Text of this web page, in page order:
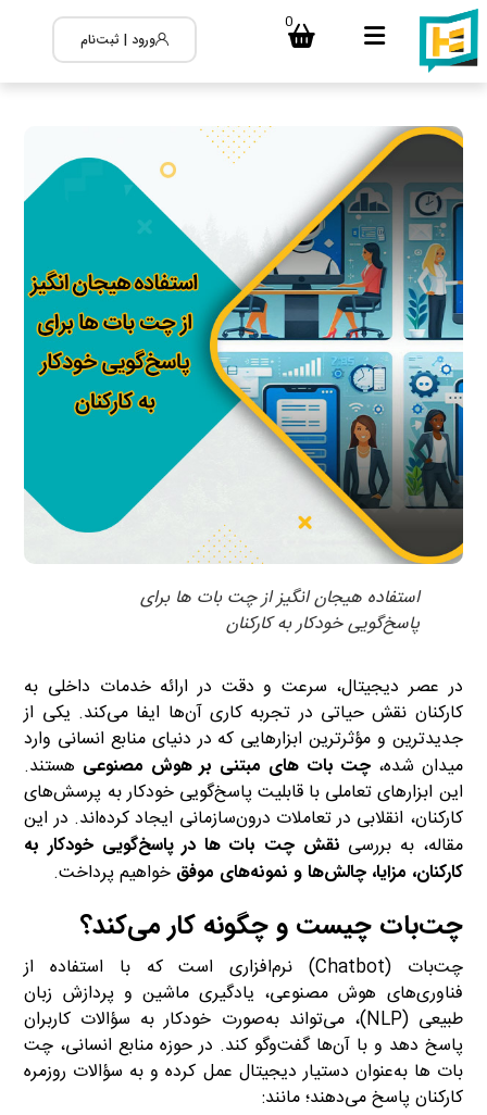
0
ورود | ثبت‌نام
استفاده هیجان انگیز از چت بات ها برای
پاسخ‌گویی خودکار به کارکنان
در عصر دیجیتال، سرعت و دقت در ارائه خدمات داخلی به
کارکنان نقش حیاتی در تجربه کاری آن‌ها ایفا می‌کند. یکی از
جدیدترین و مؤثرترین ابزارهایی که در دنیای منابع انسانی وارد
میدان شده، چت بات های مبتنی بر هوش مصنوعی هستند.
این ابزارهای تعاملی با قابلیت پاسخ‌گویی خودکار به پرسش‌های
کارکنان، انقلابی در تعاملات درون‌سازمانی ایجاد کرده‌اند. در این
مقاله، به بررسی نقش چت بات ها در پاسخ‌گویی خودکار به
کارکنان، مزایا، چالش‌ها و نمونه‌های موفق خواهیم پرداخت.
چت‌بات چیست و چگونه کار می‌کند؟
چت‌بات (Chatbot) نرم‌افزاری است که با استفاده از
فناوری‌های هوش مصنوعی، یادگیری ماشین و پردازش زبان
طبیعی (NLP)، می‌تواند به‌صورت خودکار به سؤالات کاربران
پاسخ دهد و با آن‌ها گفت‌وگو کند. در حوزه منابع انسانی، چت
بات ها به‌عنوان دستیار دیجیتال عمل کرده و به سؤالات روزمره
کارکنان پاسخ می‌دهند؛ مانند: